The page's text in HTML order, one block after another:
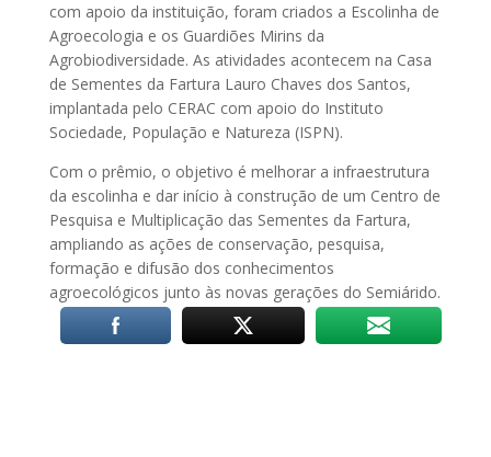
com apoio da instituição, foram criados a Escolinha de
Agroecologia e os Guardiões Mirins da
Agrobiodiversidade. As atividades acontecem na Casa
de Sementes da Fartura Lauro Chaves dos Santos,
implantada pelo CERAC com apoio do Instituto
Sociedade, População e Natureza (ISPN).
Com o prêmio, o objetivo é melhorar a infraestrutura
da escolinha e dar início à construção de um Centro de
Pesquisa e Multiplicação das Sementes da Fartura,
ampliando as ações de conservação, pesquisa,
formação e difusão dos conhecimentos
agroecológicos junto às novas gerações do Semiárido.